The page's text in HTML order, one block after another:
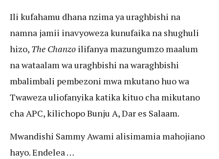
Ili kufahamu dhana nzima ya uraghbishi na
namna jamii inavyoweza kunufaika na shughuli
hizo, The Chanzo ilifanya mazungumzo maalum
na wataalam wa uraghbishi na waraghbishi
mbalimbali pembezoni mwa mkutano huo wa
Twaweza uliofanyika katika kituo cha mikutano
cha APC, kilichopo Bunju A, Dar es Salaam.
Mwandishi Sammy Awami alisimamia mahojiano
hayo. Endelea …